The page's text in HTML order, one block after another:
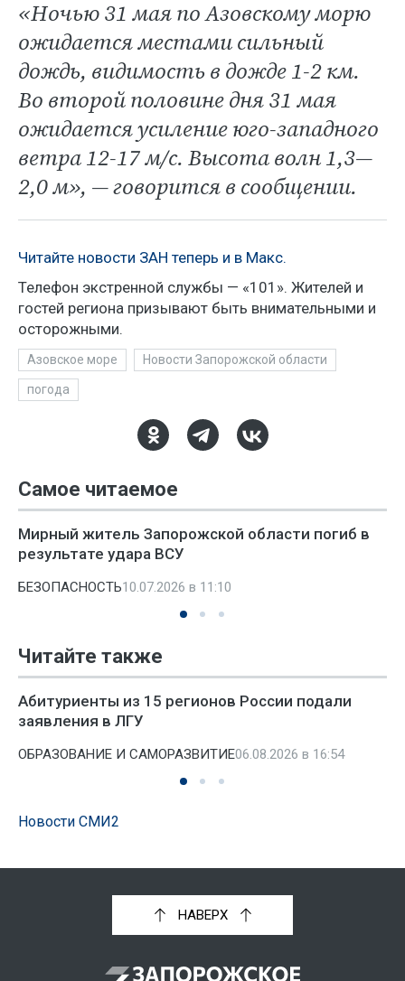
«Ночью 31 мая по Азовскому морю
ожидается местами сильный
дождь, видимость в дожде 1-2 км.
Во второй половине дня 31 мая
ожидается усиление юго-западного
ветра 12-17 м/с. Высота волн 1,3—
2,0 м», — говорится в сообщении.
Читайте новости ЗАН теперь и в Макс.
Телефон экстренной службы — «101». Жителей и
гостей региона призывают быть внимательными и
осторожными.
Азовское море Новости Запорожской области
погода
Самое читаемое
Мирный житель Запорожской области погиб в
результате удара ВСУ
БЕЗОПАСНОСТЬ10.07.2026 в 11:10
Читайте также
Абитуриенты из 15 регионов России подали
заявления в ЛГУ
ОБРАЗОВАНИЕ И САМОРАЗВИТИЕ06.08.2026 в 16:54
Новости СМИ2
НАВЕРХ